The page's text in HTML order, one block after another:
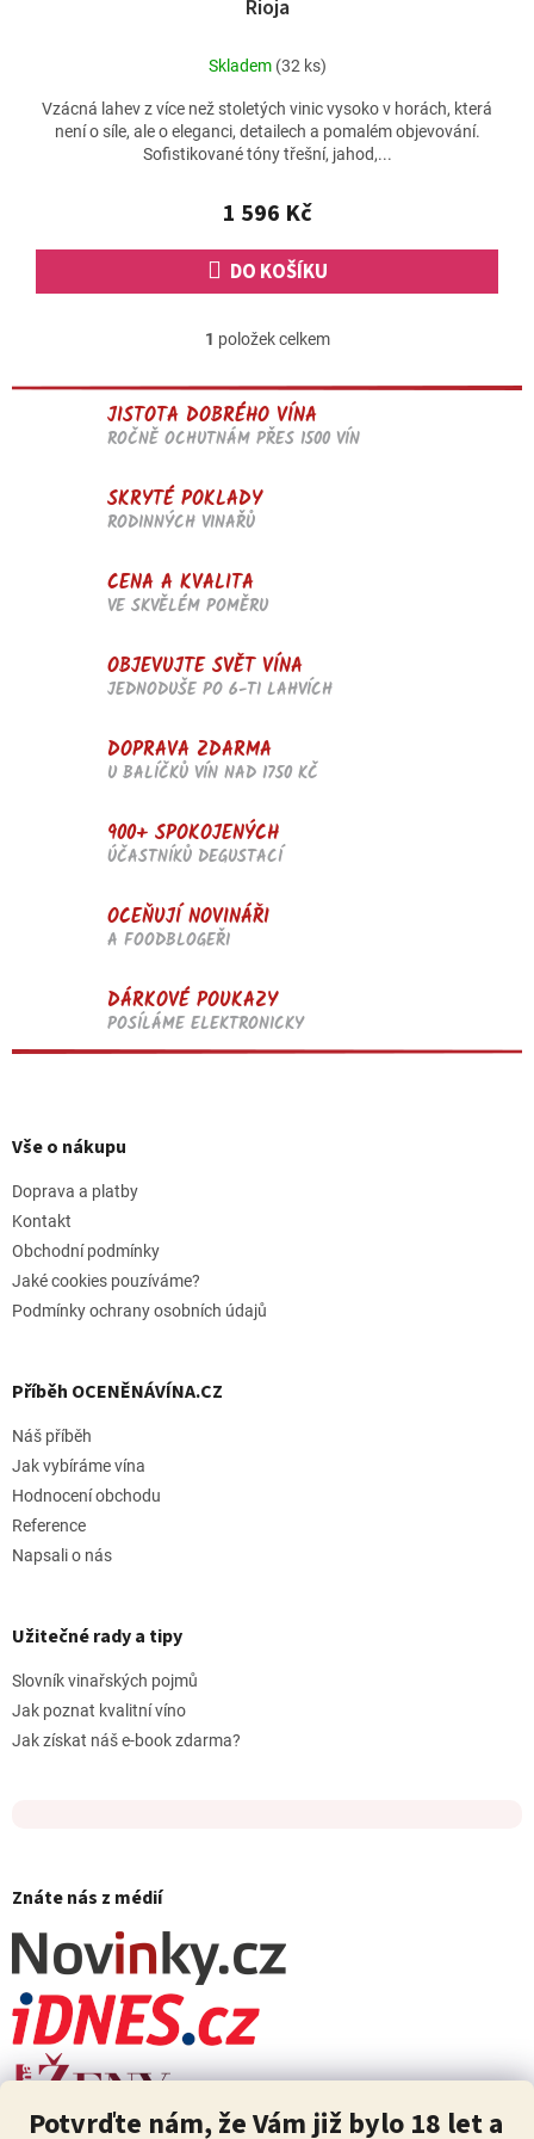
Potvrďte nám, že Vám již bylo 18 let a
Rioja
Skladem (32 ks)
1 596 Kč
DO KOŠÍKU
Vzácná lahev z více než stoletých vinic vysoko v horách, která
není o síle, ale o eleganci, detailech a pomalém objevování.
Sofistikované tóny třešní, jahod,...
O
l
á
d
k
ý
p
s
u
1 položek celkem
JISTOTA DOBRÉHO VÍNA
ROČNĚ OCHUTNÁM PŘES 1500 VÍN
SKRYTÉ POKLADY
RODINNÝCH VINAŘŮ
CENA A KVALITA
VE SKVĚLÉM POMĚRU
OBJEVUJTE SVĚT VÍNA
JEDNODUŠE PO 6-TI LAHVÍCH
DOPRAVA ZDARMA
U BALÍČKŮ VÍN NAD 1750 KČ
900+ SPOKOJENÝCH
ÚČASTNÍKŮ DEGUSTACÍ
OCEŇUJÍ NOVINÁŘI
A FOODBLOGEŘI
DÁRKOVÉ POUKAZY
POSÍLÁME ELEKTRONICKY
pVše o nákupu
Doprava a platby
Kontakt
Obchodní podmínky
Jaké cookies pouzíváme?
Podmínky ochrany osobních údajů
Příběh OCENĚNÁVÍNA.CZ
Náš příběh
Jak vybíráme vína
Hodnocení obchodu
Reference
Napsali o nás
Užitečné rady a tipy
Slovník vinařských pojmů
Jak poznat kvalitní víno
Jak získat náš e-book zdarma?
Znáte nás z médií